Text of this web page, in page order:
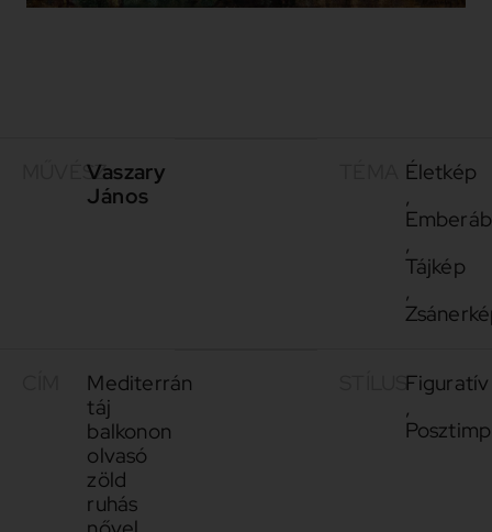
MŰVÉSZVaszary
János
Életkép
,
,
Tájkép
,
Mediterrán
táj
balkonon
olvasó
zöld
ruhás
STÍLUSFiguratív
,